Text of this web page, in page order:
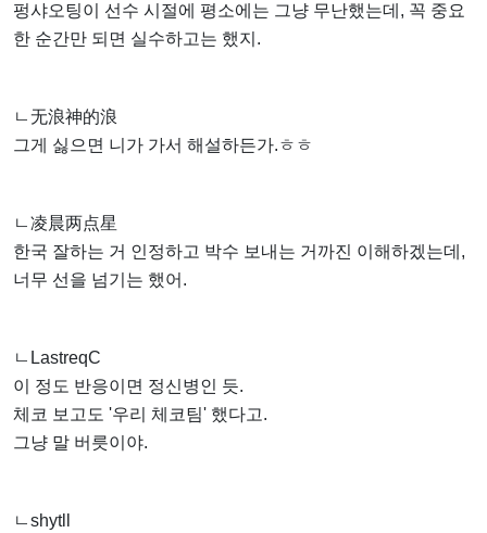
펑샤오팅이 선수 시절에 평소에는 그냥 무난했는데, 꼭 중요
한 순간만 되면 실수하고는 했지.
ㄴ无浪神的浪
그게 싫으면 니가 가서 해설하든가.ㅎㅎ
ㄴ凌晨两点星
한국 잘하는 거 인정하고 박수 보내는 거까진 이해하겠는데,
너무 선을 넘기는 했어.
ㄴLastreqC
이 정도 반응이면 정신병인 듯.
체코 보고도 '우리 체코팀' 했다고.
그냥 말 버릇이야.
ㄴshytll